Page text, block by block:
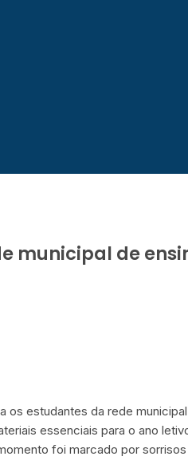
municipal de
estudantes da rede
essenciais para o ano
foi marcado por